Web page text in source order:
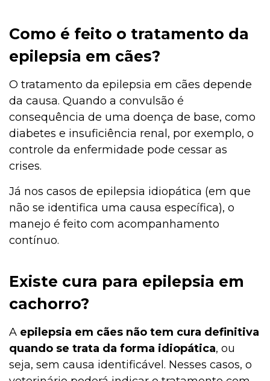
Como é feito o tratamento da
epilepsia em cães?
O tratamento da epilepsia em cães depende
da causa. Quando a convulsão é
consequência de uma doença de base, como
diabetes e insuficiência renal, por exemplo, o
controle da enfermidade pode cessar as
crises.
Já nos casos de epilepsia idiopática (em que
não se identifica uma causa específica), o
manejo é feito com acompanhamento
contínuo.
Existe cura para epilepsia em
cachorro?
A epilepsia em cães não tem cura definitiva
quando se trata da forma idiopática, ou
seja, sem causa identificável. Nesses casos, o